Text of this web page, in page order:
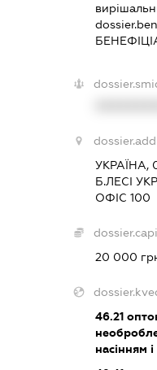
УКРАЇНА,
Б.ЛЕСІ
ОФІС 100
20 000
46.21
насінням